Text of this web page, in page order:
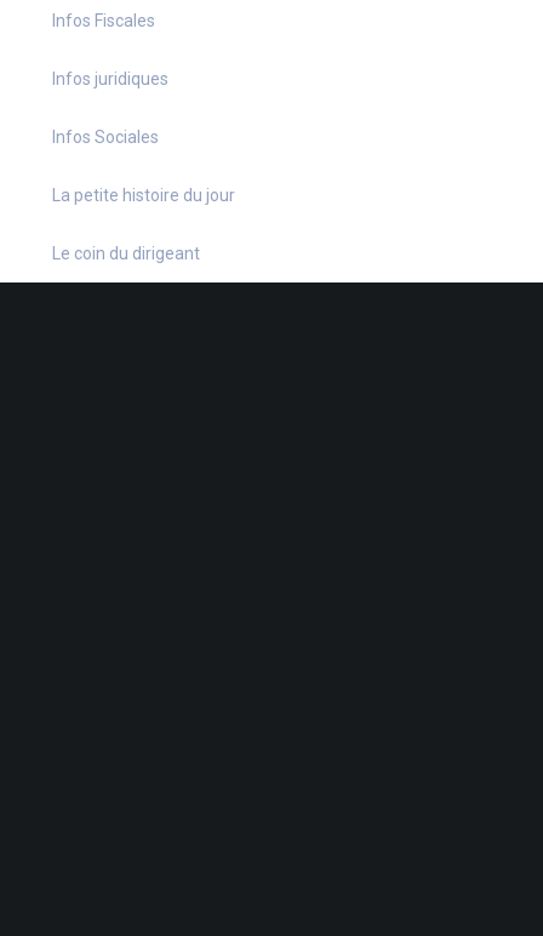
Infos Fiscales
Infos juridiques
Infos Sociales
La petite histoire du jour
Le coin du dirigeant